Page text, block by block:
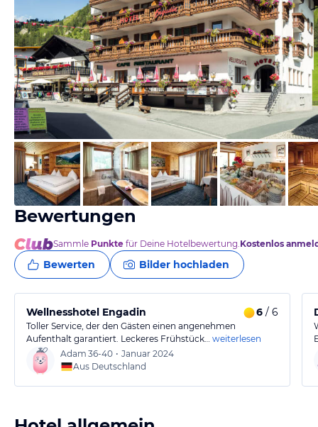
vom Hotelier, Dezember 2016
Bewertungen
Sammle Punkte für Deine Hotelbewertung.Kostenlos
Bewerten Bilder hochladen
Wellnesshotel Engadin 6 / 6
Toller Service, der den Gästen einen angenehmen
Aufenthalt garantiert. Leckeres Frühstück… weiterlesen
Adam 36-40 • Januar 2024
Aus Deutschland